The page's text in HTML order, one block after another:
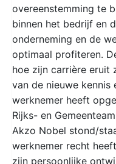
overeenstemming te
binnen het bedrijf en
onderneming en de
optimaal profiteren.
hoe zijn carrière eruit
van de nieuwe kennis
werknemer heeft
Rijks- en
Akzo Nobel stond/
werknemer recht
zijn persoonlijke